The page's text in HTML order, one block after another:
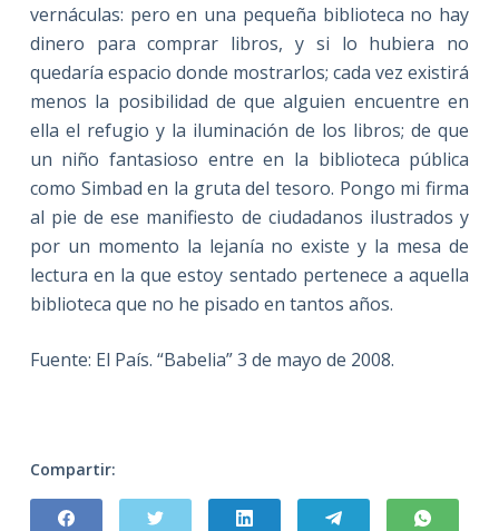
vernáculas: pero en una pequeña biblioteca no hay
dinero para comprar libros, y si lo hubiera no
quedaría espacio donde mostrarlos; cada vez existirá
menos la posibilidad de que alguien encuentre en
ella el refugio y la iluminación de los libros; de que
un niño fantasioso entre en la biblioteca pública
como Simbad en la gruta del tesoro. Pongo mi firma
al pie de ese manifiesto de ciudadanos ilustrados y
por un momento la lejanía no existe y la mesa de
lectura en la que estoy sentado pertenece a aquella
biblioteca que no he pisado en tantos años.
Fuente: El País. “Babelia” 3 de mayo de 2008.
Compartir: